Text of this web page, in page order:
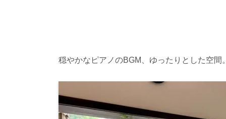
穏やかなピアノのBGM、ゆったりとした空間